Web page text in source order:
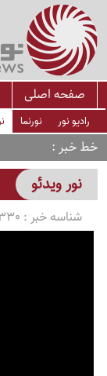
صفحه اصلی
رادیو نور نورنما
خط خبر
نور ویدئو
شناسه خبر :